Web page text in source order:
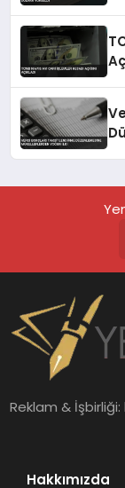
Reklam & İşbirliği:
Hakkımızda